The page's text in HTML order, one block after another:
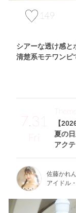
149
シアーな透け感と
清楚系モテワン
7.31
Fri
【
夏の
アク
Theme
佐藤かれ
アイドル